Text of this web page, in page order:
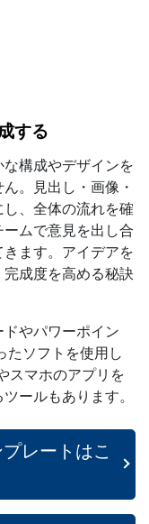
する
構成やデザインを
。見出し・画像・
、全体の流れを確
ムで意見を出し合
ます。アイデアを
成度を高める秘訣
やパワーポイン
たソフトを使用し
スマホのアプリを
ールもあります。
レートはこ